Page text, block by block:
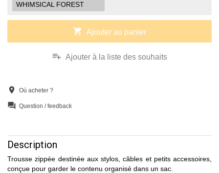
WHIMSICAL FOREST
shopping_cart Ajouter au panier
playlist_add Ajouter à la liste des souhaits
location_on Où acheter ?
question_answer Question / feedback
Description
Trousse zippée destinée aux stylos, câbles et petits accessoires,
conçue pour garder le contenu organisé dans un sac.